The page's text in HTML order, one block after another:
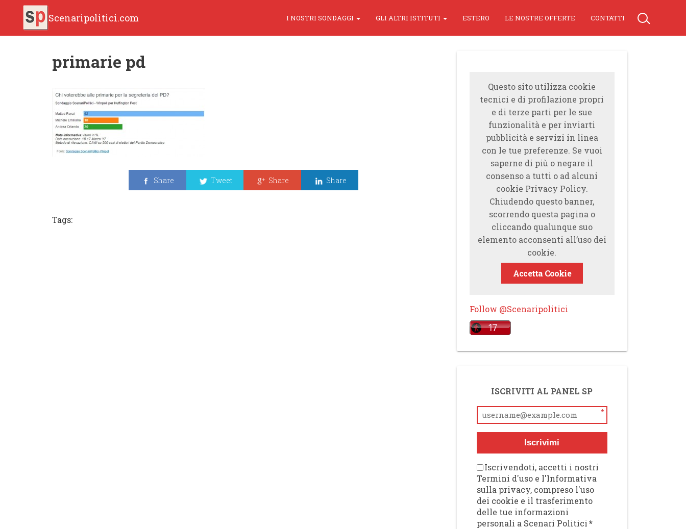
Scenaripolitici.com I NOSTRI SONDAGGI GLI ALTRI ISTITUTI ESTERO LE NOSTRE OFFERTE CONTATTI
primarie pd
Share Tweet Share Share
Tags:
Questo sito utilizza cookie
tecnici e di profilazione propri
e di terze parti per le sue
funzionalità e per inviarti
pubblicità e servizi in linea
con le tue preferenze. Se vuoi
saperne di più o negare il
consenso a tutti o ad alcuni
cookie Privacy Policy.
Chiudendo questo banner,
scorrendo questa pagina o
cliccando qualunque suo
elemento acconsenti all’uso dei
cookie.
Accetta Cookie
Follow @Scenaripolitici
ISCRIVITI AL PANEL SP
*
Iscrivimi
Iscrivendoti, accetti i nostri
Termini d'uso e l'Informativa
sulla privacy, compreso l'uso
dei cookie e il trasferimento
delle tue informazioni
personali a Scenari Politici*